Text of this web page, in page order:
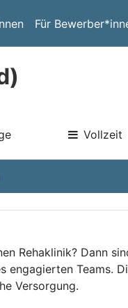
Für
Vollzeit
Rehaklinik? Dann
engagierten Teams.
Versorgung.